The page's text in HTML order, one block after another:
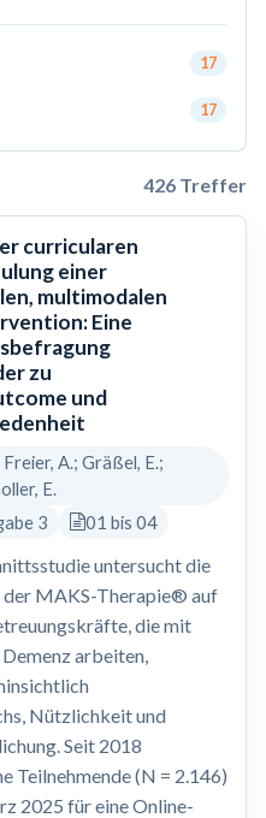
17
17
426 Treffer
curricularen
einer
multimodalen
Eine
zu
und
A.; Gräßel, E.;
E.
3
01 bis 04
untersucht die
der MAKS-Therapie® auf
die mit
arbeiten,
Nützlichkeit und
Seit 2018
Teilnehmende (N = 2.146)
2025 für eine Online-